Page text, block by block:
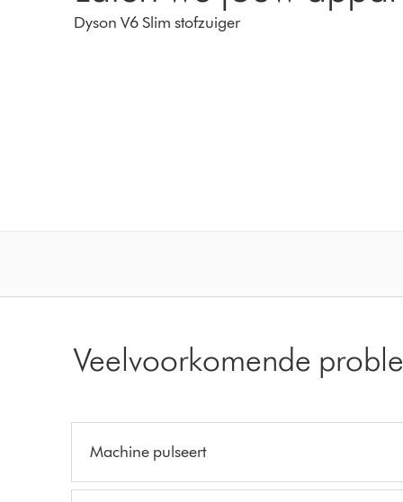
Dyson V6 Slim stofzuiger
Veelvoorkomende
Machine pulseert